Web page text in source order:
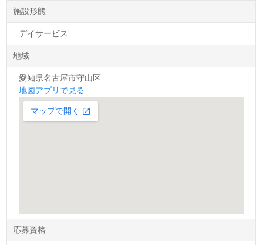
施設形態
デイサービス
地域
愛知県名古屋市守山区
地図アプリで見る
応募資格